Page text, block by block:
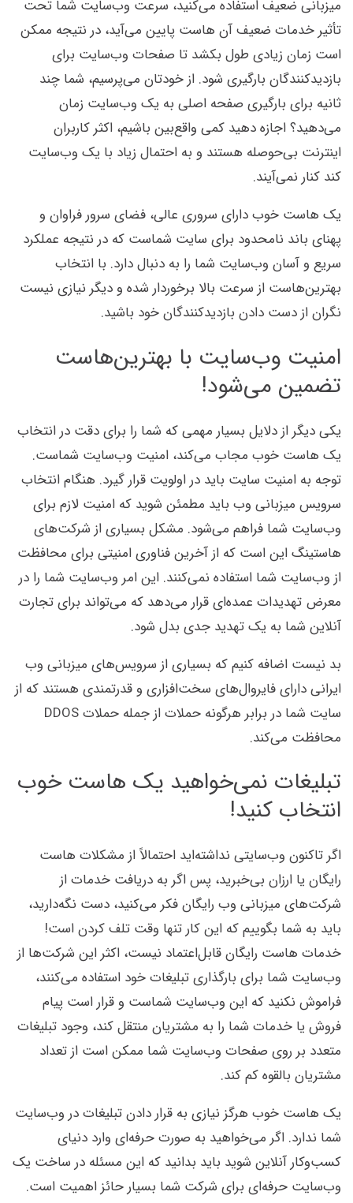
میزبانی ضعیف استفاده می‌کنید، سرعت وب‌سایت شما تحت
تأثیر خدمات ضعیف آن هاست پایین می‌آید، در نتیجه ممکن
است زمان زیادی طول بکشد تا صفحات وب‌سایت برای
بازدیدکنندگان بارگیری شود. از خودتان می‌پرسیم، شما چند
ثانیه برای بارگیری صفحه اصلی به یک وب‌سایت زمان
می‌دهید؟ اجازه دهید کمی واقع‌بین باشیم، اکثر کاربران
اینترنت بی‌حوصله هستند و به احتمال زیاد با یک وب‌سایت
کند کنار نمی‌آیند.
یک هاست خوب دارای سروری عالی، فضای سرور فراوان و
پهنای باند نامحدود برای سایت شماست که در نتیجه عملکرد
سریع و آسان وب‌سایت شما را به دنبال دارد. با انتخاب
بهترین‌هاست از سرعت بالا برخوردار شده و دیگر نیازی نیست
نگران از دست دادن بازدیدکنندگان خود باشید.
امنیت وب‌سایت با بهترین‌هاست
تضمین می‌شود!
یکی دیگر از دلایل بسیار مهمی که شما را برای دقت در انتخاب
یک هاست خوب مجاب می‌کند، امنیت وب‌سایت شماست.
توجه به امنیت سایت باید در اولویت قرار گیرد. هنگام انتخاب
سرویس میزبانی وب باید مطمئن شوید که امنیت لازم برای
وب‌سایت شما فراهم می‌شود. مشکل بسیاری از شرکت‌های
هاستینگ این است که از آخرین فناوری امنیتی برای محافظت
از وب‌سایت شما استفاده نمی‌کنند. این امر وب‌سایت شما را در
معرض تهدیدات عمده‌ای قرار می‌دهد که می‌تواند برای تجارت
آنلاین شما به یک تهدید جدی بدل شود.
بد نیست اضافه کنیم که بسیاری از سرویس‌های میزبانی وب
ایرانی دارای فایروال‌های سخت‌افزاری و قدرتمندی هستند که از
سایت شما در برابر هرگونه حملات از جمله حملات DDOS
محافظت می‌کند.
تبلیغات نمی‌خواهید یک هاست خوب
انتخاب کنید!
اگر تاکنون وب‌سایتی نداشته‌اید احتمالاً از مشکلات‌ هاست
رایگان یا ارزان بی‌خبرید، پس اگر به دریافت خدمات از
شرکت‌های میزبانی وب رایگان فکر می‌کنید، دست نگه‌دارید،
باید به شما بگوییم که این کار تنها وقت تلف کردن است!
خدمات هاست رایگان قابل‌اعتماد نیست، اکثر این شرکت‌ها از
وب‌سایت شما برای بارگذاری تبلیغات خود استفاده می‌کنند،
فراموش نکنید که این وب‌سایت شماست و قرار است پیام
فروش یا خدمات شما را به مشتریان منتقل کند، وجود تبلیغات
متعدد بر روی صفحات وب‌سایت شما ممکن است از تعداد
مشتریان بالقوه کم کند.
یک هاست خوب هرگز نیازی به قرار دادن تبلیغات در وب‌سایت
شما ندارد. اگر می‌خواهید به صورت حرفه‌ای وارد دنیای
کسب‌وکار آنلاین شوید باید بدانید که این مسئله در ساخت یک
وب‌سایت حرفه‌ای برای شرکت شما بسیار حائز اهمیت است.